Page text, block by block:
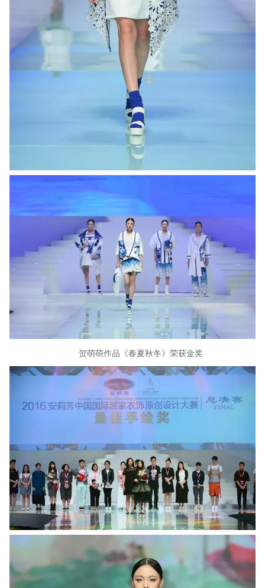
贺萌萌作品《春夏秋冬》荣获金奖